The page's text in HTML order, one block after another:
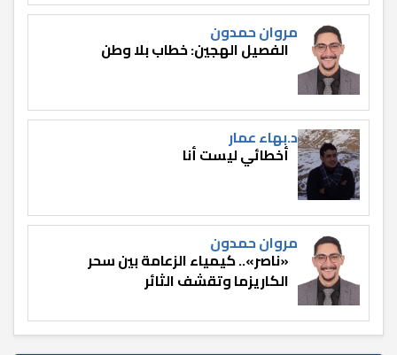
مروان حمدون
الفصيل الهجين: خطاب بلا وطن
د.بهاء عمار
أخطائي ليست أنا
مروان حمدون
«ناصر».. كيمياء الزعامة بين سحر
الكاريزما وتقشف الثائر